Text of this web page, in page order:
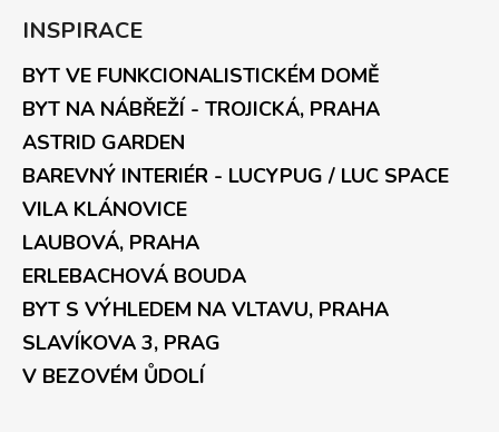
INSPIRACE
BYT VE FUNKCIONALISTICKÉM DOMĚ
BYT NA NÁBŘEŽÍ - TROJICKÁ, PRAHA
ASTRID GARDEN
BAREVNÝ INTERIÉR - LUCYPUG / LUC SPACE
VILA KLÁNOVICE
LAUBOVÁ, PRAHA
ERLEBACHOVÁ BOUDA
BYT S VÝHLEDEM NA VLTAVU, PRAHA
SLAVÍKOVA 3, PRAG
V BEZOVÉM ŮDOLÍ